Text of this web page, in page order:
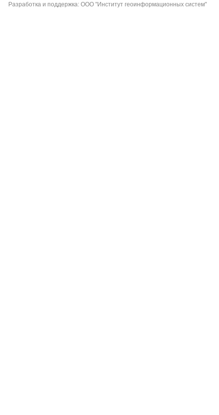
Разработка и поддержка: ООО "Институт геоинформационных систем"